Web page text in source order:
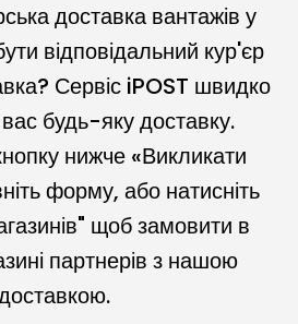
доставка вантажів у
відповідальний кур'єр
Сервіс iPOST швидко
будь-яку доставку.
нижче «Викликати
форму, або натисніть
щоб замовити в
партнерів з нашою